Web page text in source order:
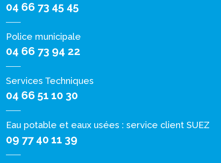
04 66 73 45 45
Police municipale
04 66 73 94 22
Services Techniques
04 66 51 10 30
Eau potable et eaux usées : service client SUEZ
09 77 40 11 39